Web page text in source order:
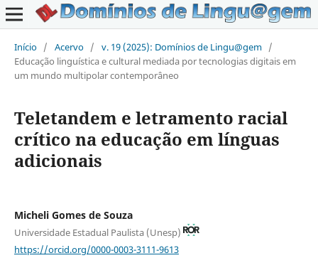
Início / Acervo / v. 19 (2025): Domínios de Lingu@gem /
Educação linguística e cultural mediada por tecnologias digitais em
um mundo multipolar contemporâneo
Teletandem e letramento racial
crítico na educação em línguas
adicionais
Micheli Gomes de Souza
Universidade Estadual Paulista (Unesp)
https://orcid.org/0000-0003-3111-9613